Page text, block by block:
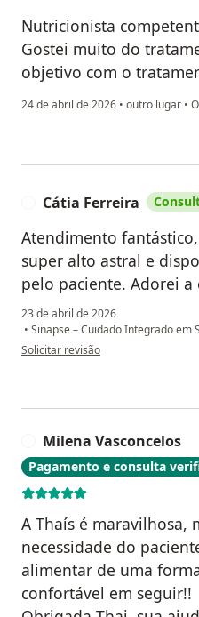
Nutricionista
Gostei muito do
objetivo com o
24 de abril de 2026 • outro lugar •
Cátia Ferreira
Atendimento
super alto astral e
pelo paciente. Adorei a
23 de abril de 2026
• Sinapse – Cuidado Integrado em
na opinião do utilizador Cátia Ferreira
Solicitar revisão
Milena Vasconcelos
Pagamento e consulta
A Thaís é maravilhosa,
necessidade do
alimentar de uma
confortável em seguir!!